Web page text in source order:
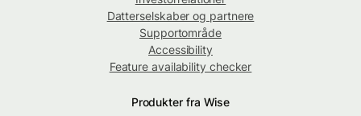
Datterselskaber og partnere
Supportområde
Accessibility
Feature availability checker
Produkter fra Wise